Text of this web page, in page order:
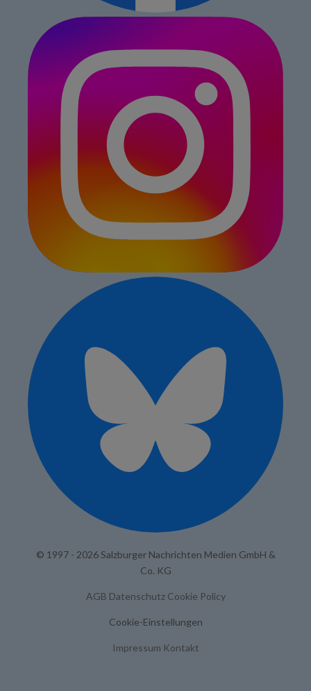
© 1997 - 2026 Salzburger Nachrichten Medien GmbH &
Co. KG
AGB Datenschutz Cookie Policy
Cookie-Einstellungen
Impressum Kontakt